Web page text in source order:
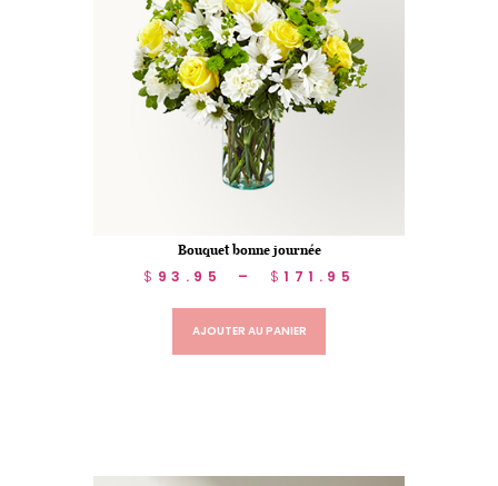
Bouquet bonne journée
$ 93.95 – $ 171.95
AJOUTER AU PANIER